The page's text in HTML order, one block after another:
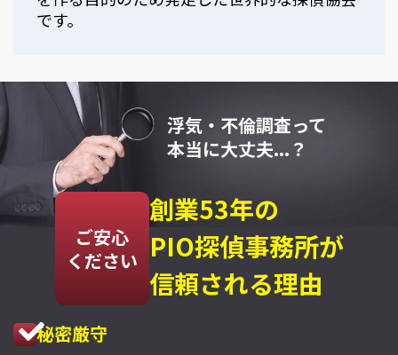
です。
浮気・不倫調査って
本当に大丈夫...？
ご安心
ください
創業53年の
PIO探偵事務所が
信頼される理由
秘密厳守